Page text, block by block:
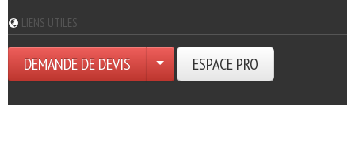
LIENS UTILES
DEMANDE DE DEVIS ESPACE PRO